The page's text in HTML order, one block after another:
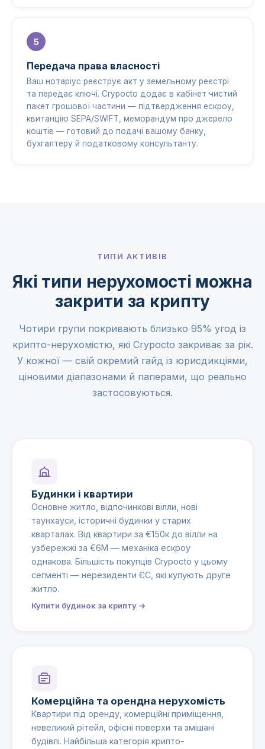
Передача права власності
Ваш нотаріус реєструє акт у земельному реєстрі
та передає ключі. Crypocto додає в кабінет чистий
пакет грошової частини — підтвердження ескроу,
квитанцію SEPA/SWIFT, меморандум про джерело
коштів — готовий до подачі вашому банку,
бухгалтеру й податковому консультанту.
ТИПИ АКТИВІВ
Які типи нерухомості можна
закрити за крипту
Чотири групи покривають близько 95% угод із
крипто-нерухомістю, які Crypocto закриває за рік.
У кожної — свій окремий гайд із юрисдикціями,
ціновими діапазонами й паперами, що реально
застосовуються.
Будинки і квартири
Основне житло, відпочинкові вілли, нові
таунхауси, історичні будинки у старих
кварталах. Від квартири за €150к до вілли на
узбережжі за €6М — механіка ескроу
однакова. Більшість покупців Crypocto у цьому
сегменті — нерезиденти ЄС, які купують друге
житло.
Купити будинок за крипту →
Комерційна та орендна нерухомість
Квартири під оренду, комерційні приміщення,
невеликий рітейл, офісні поверхи та змішані
будівлі. Найбільша категорія крипто-